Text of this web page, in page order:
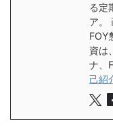
る定
ア。
FOY
資は
ナ、
己紹